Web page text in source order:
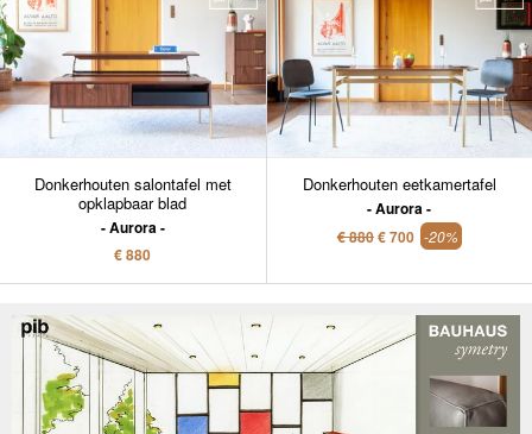
Donkerhouten salontafel met
opklapbaar blad
Aurora
€ 880
Donkerhouten eetkamertafel
Aurora
€ 880€ 700 -20%